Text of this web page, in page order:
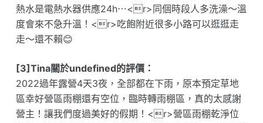
熱水是電熱水器供應24h⋯<r>同個時段人多洗澡～溫
度會來不急升溫！<r>吃飽附近很多小路可以逛逛走
走～還不賴😊
[3]Tina關於undefined的評價：
2022過年露營4天3夜，全部都在下雨，原本預定草地
區幸好營區雨棚還有空位，臨時轉雨棚區，真的太感謝
營主！讓我們度過美好的假期！<r>營區雨棚乾淨位